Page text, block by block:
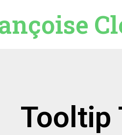
Tooltip